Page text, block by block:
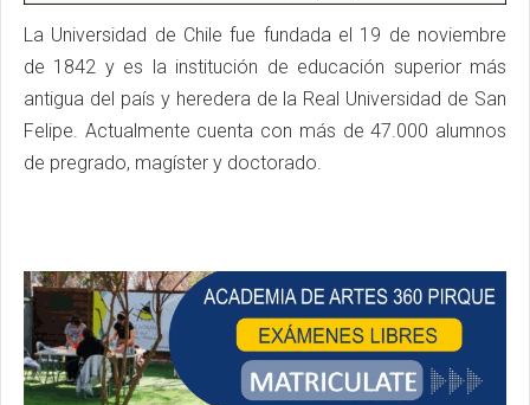
La Universidad de Chile fue fundada el 19 de noviembre
de 1842 y es la institución de educación superior más
antigua del país y heredera de la Real Universidad de San
Felipe. Actualmente cuenta con más de 47.000 alumnos
de pregrado, magíster y doctorado.